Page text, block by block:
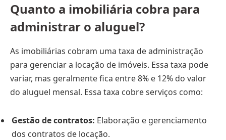
Quanto a imobiliária cobra para
administrar o aluguel?
As imobiliárias cobram uma taxa de administração
para gerenciar a locação de imóveis. Essa taxa pode
variar, mas geralmente fica entre 8% e 12% do valor
do aluguel mensal. Essa taxa cobre serviços como:
Gestão de contratos: Elaboração e gerenciamento
dos contratos de locação.